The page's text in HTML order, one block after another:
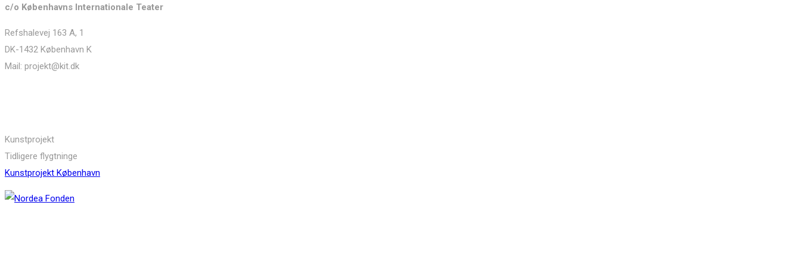
c/o Københavns Internationale Teater
Refshalevej 163 A, 1
DK-1432 København K
Mail: projekt@kit.dk
Kunstprojekt
Tidligere flygtninge
Kunstprojekt København